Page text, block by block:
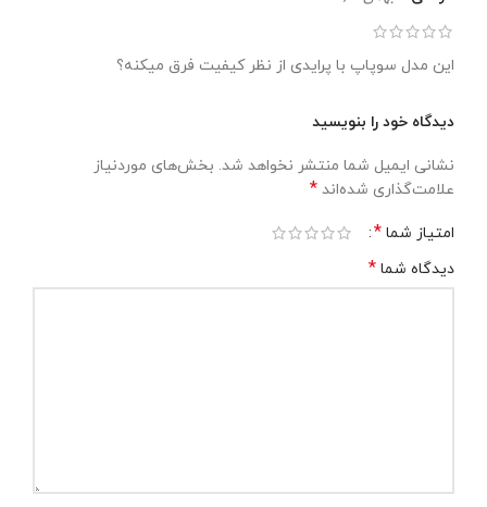
این مدل سوپاپ با پرایدی از نظر کیفیت فرق میکنه؟
دیدگاه خود را بنویسید
نشانی ایمیل شما منتشر نخواهد شد. بخش‌های موردنیاز
علامت‌گذاری شده‌اند *
امتیاز شما *
دیدگاه شما *